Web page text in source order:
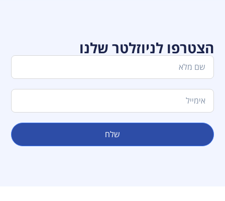
הצטרפו לניוזלטר שלנו
שלח